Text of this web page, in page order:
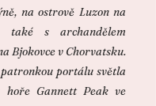
na ostrově Luzon na
také s archandělem
Bjokovce v Chorvatsku.
portálu světla
Gannett Peak ve